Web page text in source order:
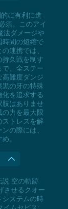
に有利に進
須。このアイ
法ダメージや
時間の短縮で
連携では、
持久戦を制す
で、全ステー
高難度ダンジ
黒の牙の特殊
を追求する
肢はありませ
力を最大限
ストレスを解
の際には、
。
説 空の軌跡
させるクオー
システムの時
イムセピス: